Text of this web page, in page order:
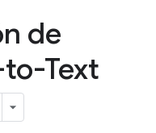
de
Text